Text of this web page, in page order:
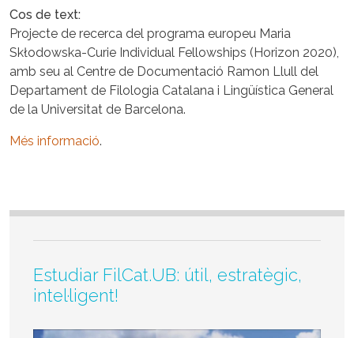
Cos de text
Projecte de recerca del programa europeu Maria
Skłodowska-Curie Individual Fellowships (Horizon 2020),
amb seu al Centre de Documentació Ramon Llull del
Departament de Filologia Catalana i Lingüística General
de la Universitat de Barcelona.
Més informació.
Estudiar FilCat.UB: útil, estratègic,
intel·ligent!